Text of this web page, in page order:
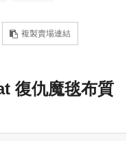
複製賣場連結
復仇魔毯布質